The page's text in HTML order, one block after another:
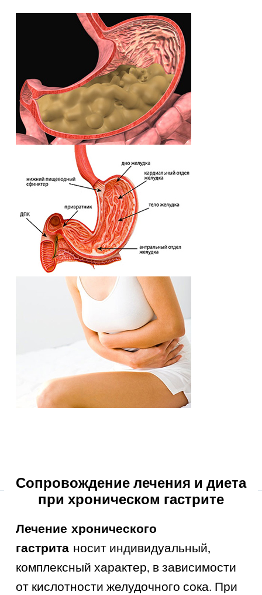
Сопровождение лечения и диета
при хроническом гастрите
Лечение хронического
гастрита носит индивидуальный,
комплексный характер, в зависимости
от кислотности желудочного сока. При